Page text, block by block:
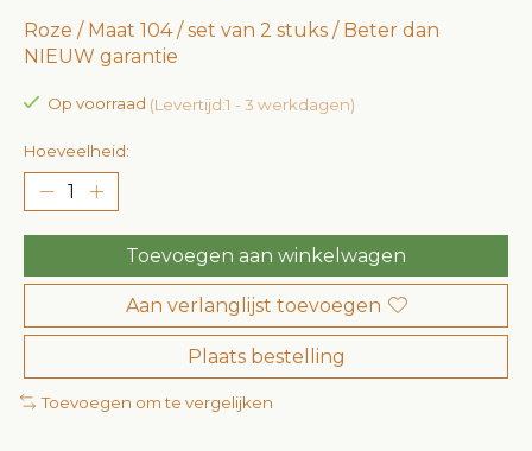
Roze / Maat 104 / set van 2 stuks / Beter dan
NIEUW garantie
Op voorraad (Levertijd:1 - 3 werkdagen)
Hoeveelheid:
Toevoegen aan winkelwagen
Aan verlanglijst toevoegen
Plaats bestelling
Toevoegen om te vergelijken